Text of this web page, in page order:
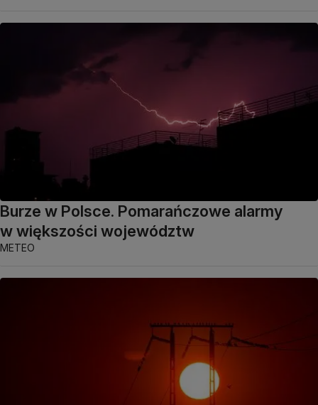
Burze w Polsce. Pomarańczowe alarmy
w większości województw
METEO